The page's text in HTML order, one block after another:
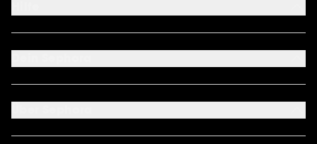
FAQ
Kontakt
Mein Konto
Sephora Unlimited
Über uns